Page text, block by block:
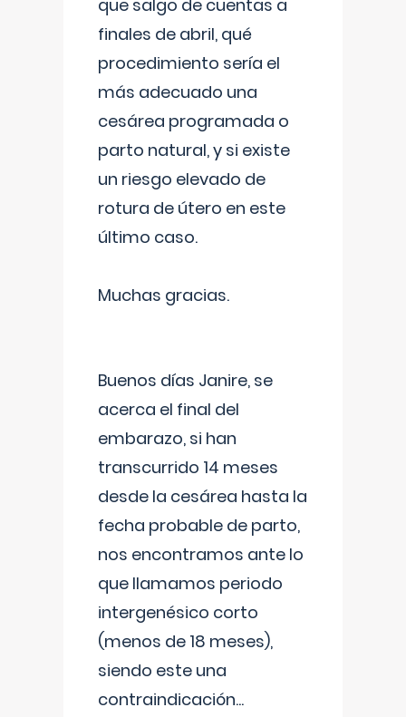
que salgo de cuentas a
finales de abril, qué
procedimiento sería el
más adecuado una
cesárea programada o
parto natural, y si existe
un riesgo elevado de
rotura de útero en este
último caso.
Muchas gracias.
Buenos días Janire, se
acerca el final del
embarazo, si han
transcurrido 14 meses
desde la cesárea hasta la
fecha probable de parto,
nos encontramos ante lo
que llamamos periodo
intergenésico corto
(menos de 18 meses),
siendo este una
contraindicación...